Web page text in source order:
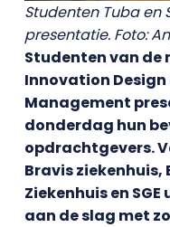
Studenten Tuba en
presentatie. Foto:
Studenten van de
Innovation
Management
donderdag hun
opdrachtgevers.
Bravis
Ziekenhuis en
aan de slag met